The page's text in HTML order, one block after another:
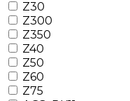
Z30
Z300
Z350
Z40
Z50
Z60
Z75